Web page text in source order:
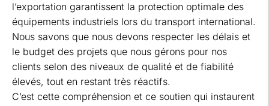
l’exportation garantissent la protection optimale des
équipements industriels lors du transport international.
Nous savons que nous devons respecter les délais et
le budget des projets que nous gérons pour nos
clients selon des niveaux de qualité et de fiabilité
élevés, tout en restant très réactifs.
C’est cette compréhension et ce soutien qui instaurent